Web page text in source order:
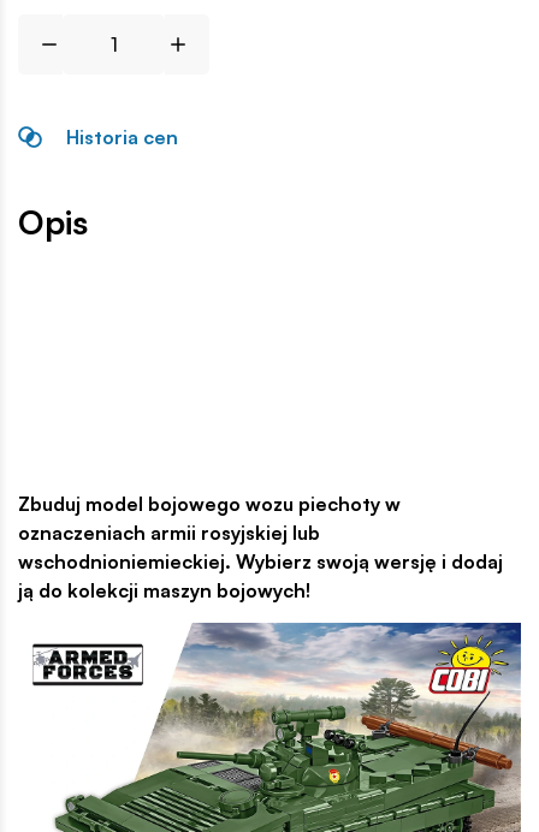
Historia cen
Opis
Zbuduj model bojowego wozu piechoty w
oznaczeniach armii rosyjskiej lub
wschodnioniemieckiej. Wybierz swoją wersję i dodaj
ją do kolekcji maszyn bojowych!